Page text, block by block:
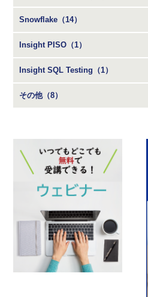
Snowflake（14）
Insight PISO（1）
Insight SQL Testing（1）
その他（8）